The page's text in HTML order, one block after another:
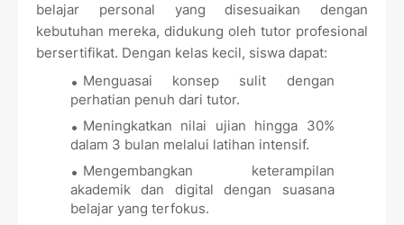
belajar personal yang disesuaikan dengan
kebutuhan mereka, didukung oleh tutor profesional
bersertifikat. Dengan kelas kecil, siswa dapat:
Menguasai konsep sulit dengan
perhatian penuh dari tutor.
Meningkatkan nilai ujian hingga 30%
dalam 3 bulan melalui latihan intensif.
Mengembangkan keterampilan
akademik dan digital dengan suasana
belajar yang terfokus.